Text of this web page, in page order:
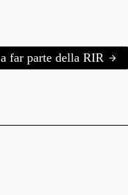
far parte della RIR